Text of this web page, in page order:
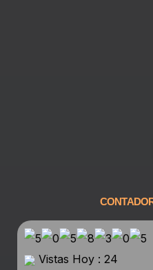
Vistas Hoy : 24